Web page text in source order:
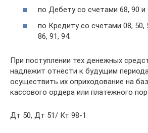
по Дебету со счетами 68, 90 и
по Кредиту со счетами 08, 50,
86, 91, 94.
При поступлении тех денежных
надлежит отнести к будущим
осуществить их оприходование на
кассового ордера или платежного
Дт 50, Дт 51/ Кт 98-1